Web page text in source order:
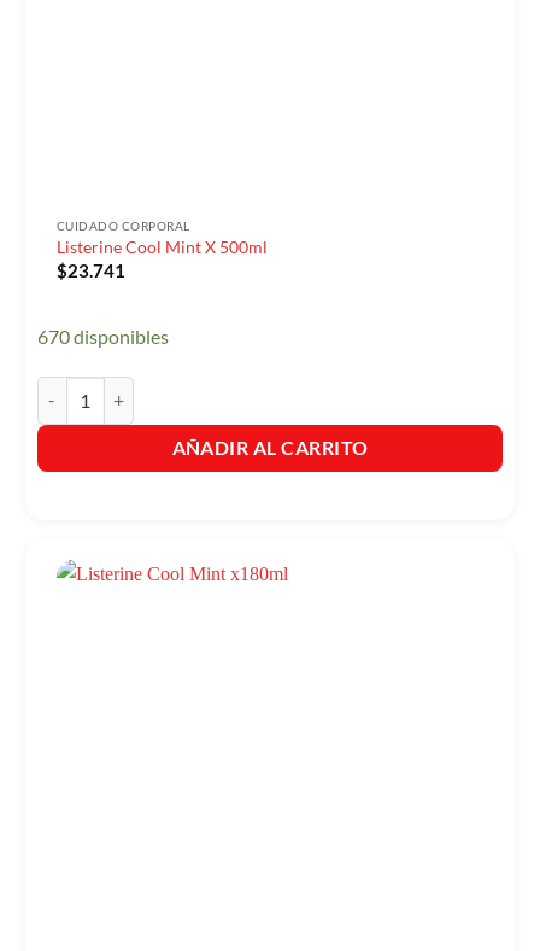
CUIDADO CORPORAL
Listerine Cool Mint X 500ml
$23.741
670 disponibles
AÑADIR AL CARRITO